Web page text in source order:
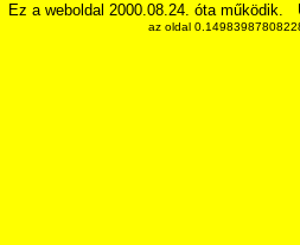
Ez a weboldal 2000.08.24. óta működik.
az oldal